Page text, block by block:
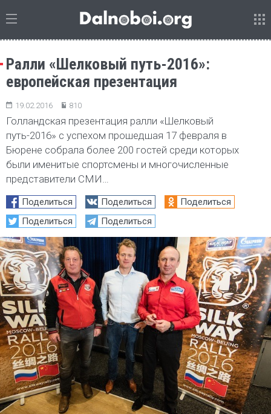
Ралли «Шелковый путь-2016»:
европейская презентация
19.02.2016 810
Голландская презентация ралли «Шелковый
путь-2016» с успехом прошедшая 17 февраля в
Бюрене собрала более 200 гостей среди которых
были именитые спортсмены и многочисленные
представители СМИ…
Поделиться Поделиться
Поделиться
Поделиться
Поделиться